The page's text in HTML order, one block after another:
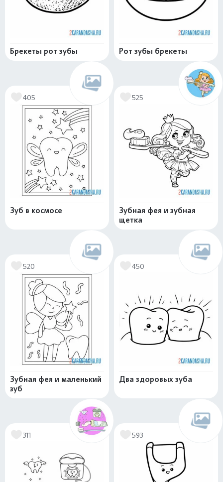
Брекеты рот зубы Рот зубы брекеты
405
Зуб в космосе
525
Зубная фея и зубная
щетка
520
Зубная фея и маленький
зуб
450
Два здоровых зуба
311 593